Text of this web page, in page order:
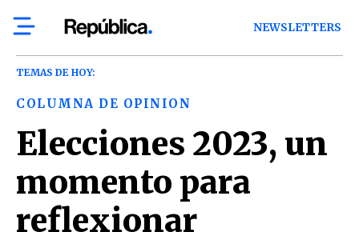
NEWSLETTERS
TEMAS DE HOY:
COLUMNA DE OPINION
Elecciones 2023, un
momento para
reflexionar